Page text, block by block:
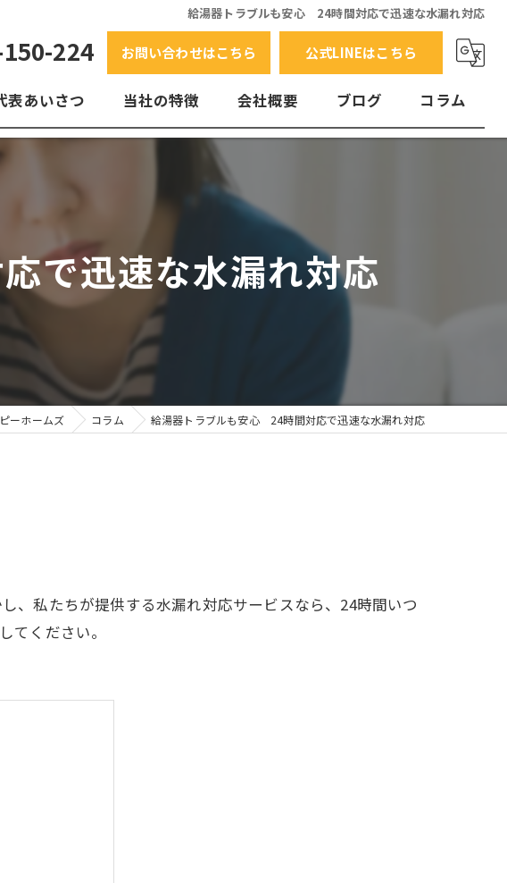
給湯器トラブルも安心 24時間対応で迅速な水漏れ対応
224 お問い合わせはこちら 公式LINEはこちら
表あいさつ 当社の特徴
故障
会社概要 ブログ コラム
で迅速な水漏れ対応
ーホームズ コラム 給湯器トラブルも安心 24時間対応で迅速な水漏れ対応
、私たちが提供する水漏れ対応サービスなら、24時間いつ
てください。